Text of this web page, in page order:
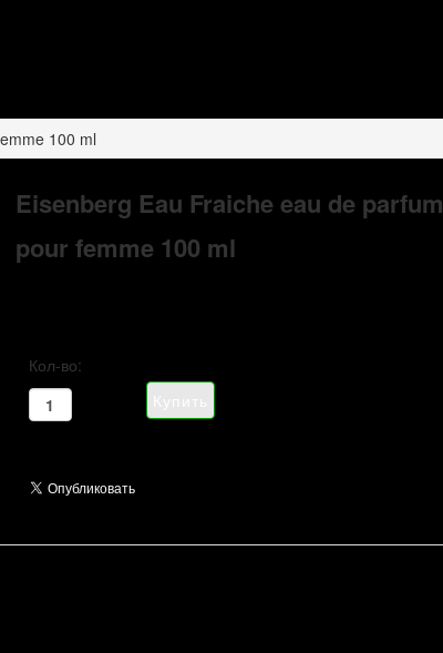
100 ml
Eisenberg Eau Fraiche eau de parfum
pour femme 100 ml
Кол-во: